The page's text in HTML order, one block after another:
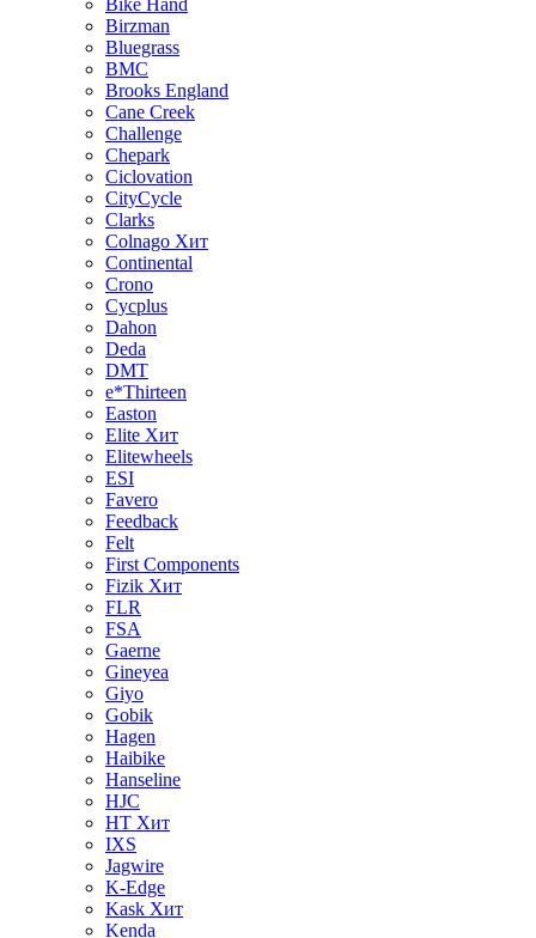
Bike Hand
Birzman
Bluegrass
BMC
Brooks England
Cane Creek
Challenge
Chepark
Ciclovation
CityCycle
Clarks
Colnago Хит
Continental
Crono
Cycplus
Dahon
Deda
DMT
e*Thirteen
Easton
Elite Хит
Elitewheels
ESI
Favero
Feedback
Felt
First Components
Fizik Хит
FLR
FSA
Gaerne
Gineyea
Giyo
Gobik
Hagen
Haibike
Hanseline
HJC
HT Хит
IXS
Jagwire
K-Edge
Kask Хит
Kenda